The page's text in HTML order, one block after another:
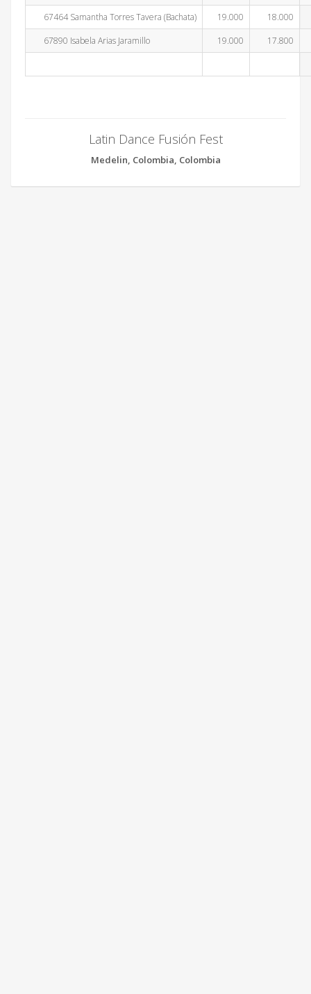
67464 Samantha Torres Tavera (Bachata)
19.000
18.000
67890 Isabela Arias Jaramillo
19.000 17.800
Latin Dance Fusión Fest
Medelin, Colombia, Colombia